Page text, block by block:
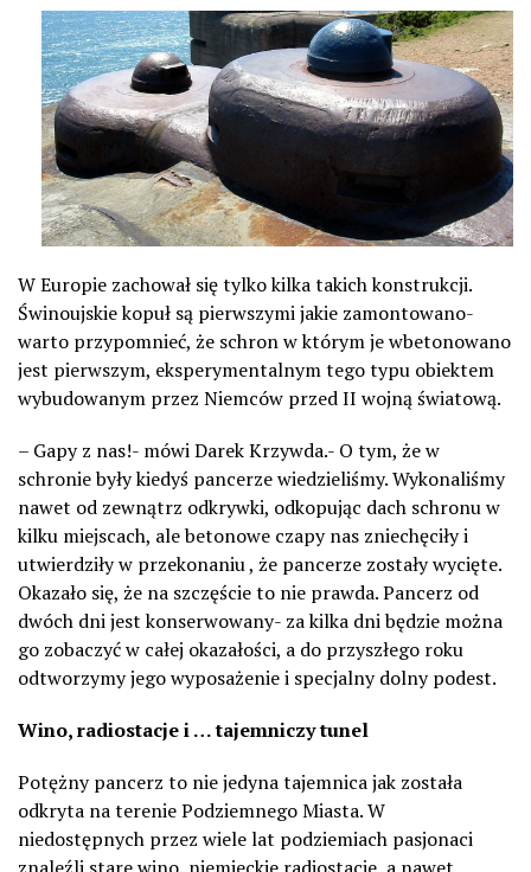
W Europie zachował się tylko kilka takich konstrukcji.
Świnoujskie kopuł są pierwszymi jakie zamontowano-
warto przypomnieć, że schron w którym je wbetonowano
jest pierwszym, eksperymentalnym tego typu obiektem
wybudowanym przez Niemców przed II wojną światową.
– Gapy z nas!- mówi Darek Krzywda.- O tym, że w
schronie były kiedyś pancerze wiedzieliśmy. Wykonaliśmy
nawet od zewnątrz odkrywki, odkopując dach schronu w
kilku miejscach, ale betonowe czapy nas zniechęciły i
utwierdziły w przekonaniu , że pancerze zostały wycięte.
Okazało się, że na szczęście to nie prawda. Pancerz od
dwóch dni jest konserwowany- za kilka dni będzie można
go zobaczyć w całej okazałości, a do przyszłego roku
odtworzymy jego wyposażenie i specjalny dolny podest.
Wino, radiostacje i … tajemniczy tunel
Potężny pancerz to nie jedyna tajemnica jak została
odkryta na terenie Podziemnego Miasta. W
niedostępnych przez wiele lat podziemiach pasjonaci